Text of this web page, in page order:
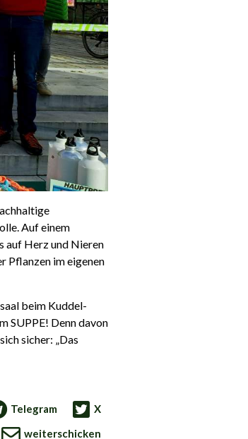
Auf einem
auf Herz und Nieren
Pflanzen im eigenen
beim Kuddel-
SUPPE! Denn davon
sicher: „Das
Telegram
X
weiterschicken